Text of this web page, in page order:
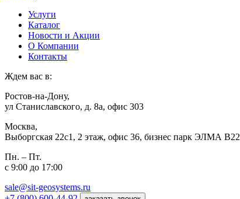
Услуги
Каталог
Новости и Акции
О Компании
Контакты
Ждем вас в:
Ростов-на-Дону,
ул Станиславского, д. 8а, офис 303
Москва,
Выборгская 22с1, 2 этаж, офис 36, бизнес парк ЭЛМА В22
Пн. – Пт.
с 9:00 до 17:00
sale@sit-geosystems.ru